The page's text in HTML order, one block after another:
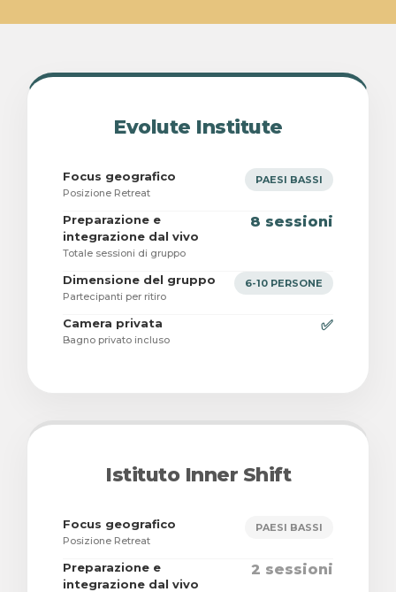
Evolute Institute
Focus geografico
Posizione Retreat
PAESI BASSI
Preparazione e
integrazione dal vivo
Totale sessioni di gruppo
8 sessioni
Dimensione del gruppo
Partecipanti per ritiro
6-10 PERSONE
Camera privata
Bagno privato incluso
✅
Istituto Inner Shift
Focus geografico
Posizione Retreat
PAESI BASSI
Preparazione e
integrazione dal vivo
2 sessioni